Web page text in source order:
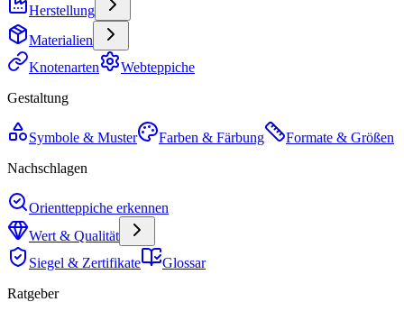
Herstellung
Materialien
Knotenarten
Webteppiche
Gestaltung
Symbole & Muster Farben & Färbung
Formate & Größen
Nachschlagen
Orientteppiche erkennen
Wert & Qualität
Siegel & Zertifikate
Glossar
Ratgeber